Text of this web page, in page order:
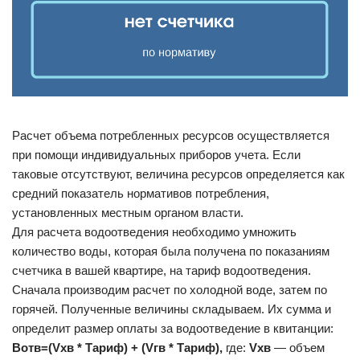
Расчет объема потребленных ресурсов осуществляется
при помощи индивидуальных приборов учета. Если
таковые отсутствуют, величина ресурсов определяется как
средний показатель нормативов потребления,
установленных местным органом власти.
Для расчета водоотведения необходимо умножить
количество воды, которая была получена по показаниям
счетчика в вашей квартире, на тариф водоотведения.
Сначала производим расчет по холодной воде, затем по
горячей. Полученные величины складываем. Их сумма и
определит размер оплаты за водоотведение в квитанции:
Вотв=(Vхв * Тариф) + (Vгв * Тариф), где: Vхв — объем